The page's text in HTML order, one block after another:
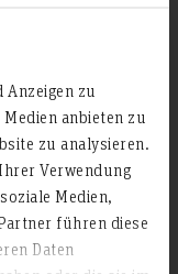
zu
anbieten zu
zu analysieren.
Verwendung
Medien,
führen diese
Daten